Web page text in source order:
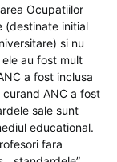
Ocupatiilor
(destinate initial
si nu
au fost mult
a fost inclusa
curand ANC a fost
sale sunt
educational.
fara